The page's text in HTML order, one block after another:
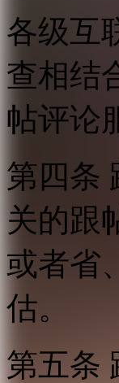
各级互
查相结
帖评论
第四条
关的跟
或者省
估。
第五条